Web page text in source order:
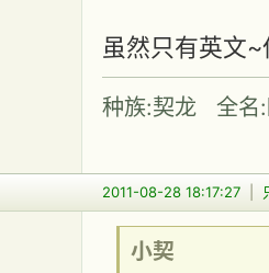
虽然只有英文
种族:契龙 全名
2011-08-28 18:17:27
小契